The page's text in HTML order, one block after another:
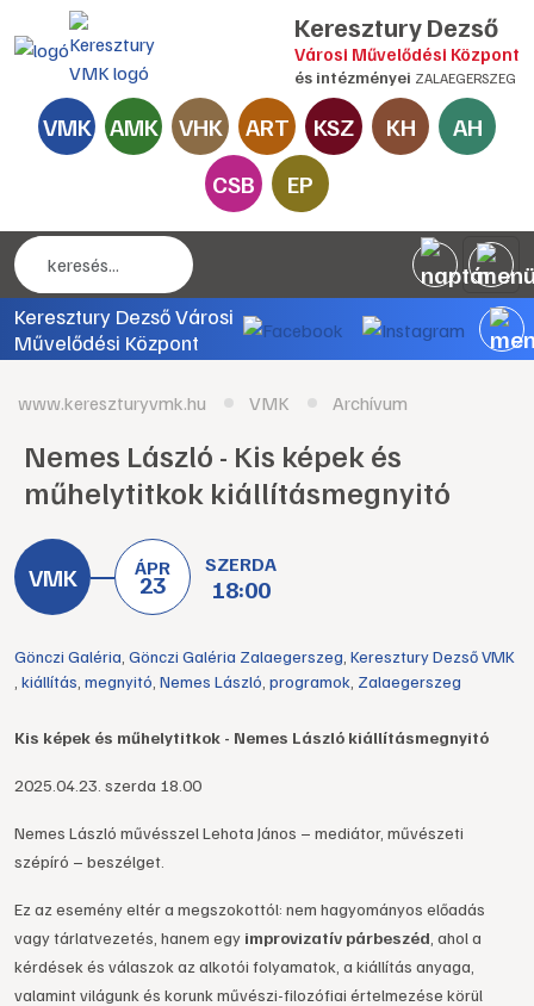
Keresztury Dezső
Városi Művelődési Központ
és intézményei ZALAEGERSZEG
VMK AMK VHK ART KSZ KH
AH
CSB
EP
Keresztury Dezső Városi
Művelődési Központ
www.kereszturyvmk.hu VMK Archívum
Nemes László - Kis képek és
műhelytitkok kiállításmegnyitó
ÁPR
23
SZERDA
18:00
Gönczi Galéria Gönczi Galéria Zalaegerszeg Keresztury Dezső VMK
kiállítás megnyitó Nemes László programok Zalaegerszeg
Kis képek és műhelytitkok - Nemes László kiállításmegnyitó
2025.04.23. szerda 18.00
Nemes László művésszel Lehota János – mediátor, művészeti
szépíró – beszélget.
Ez az esemény eltér a megszokottól: nem hagyományos előadás
vagy tárlatvezetés, hanem egy improvizatív párbeszéd , ahol a
kérdések és válaszok az alkotói folyamatok, a kiállítás anyaga,
valamint világunk és korunk művészi-filozófiai értelmezése körül